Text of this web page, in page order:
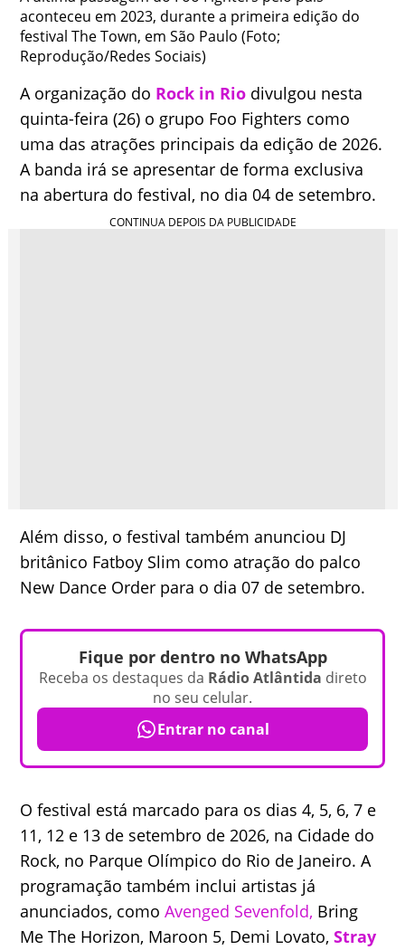
aconteceu em 2023, durante a primeira edição do
festival The Town, em São Paulo (Foto;
Reprodução/Redes Sociais)
A organização do Rock in Rio divulgou nesta
quinta-feira (26) o grupo Foo Fighters como
uma das atrações principais da edição de 2026.
A banda irá se apresentar de forma exclusiva
na abertura do festival, no dia 04 de setembro.
Além disso, o festival também anunciou DJ
britânico Fatboy Slim como atração do palco
New Dance Order para o dia 07 de setembro.
Fique por dentro no WhatsApp
Receba os destaques da Rádio Atlântida direto
no seu celular.
Entrar no canal
O festival está marcado para os dias 4, 5, 6, 7 e
11, 12 e 13 de setembro de 2026, na Cidade do
Rock, no Parque Olímpico do Rio de Janeiro. A
programação também inclui artistas já
anunciados, como Avenged Sevenfold, Bring
Me The Horizon, Maroon 5, Demi Lovato, Stray